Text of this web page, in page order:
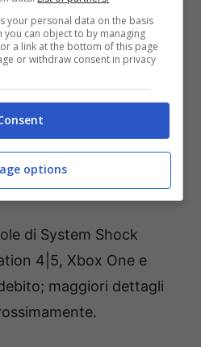
System Shock è
tramite Steam,
Store e include una copia
System Shock 2:
tutti i primi acquirenti.
Steam Next Fest
disponibile sui rispettivi
di System Shock
4|5, Xbox One e
maggiori dettagli
your personal data on the basis
you can object to by managing
a link at the bottom of this page
or withdraw consent in privacy
options